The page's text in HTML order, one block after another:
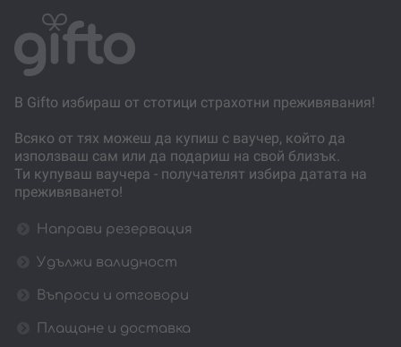
В Gifto избираш от стотици страхотни преживявания!
Всяко от тях можеш да купиш с ваучер, който да
използваш сам или да подариш на свой близък.
Ти купуваш ваучера - получателят избира датата на
преживяването!
Направи резервация
Удължи валидност
Въпроси и отговори
Плащане и доставка